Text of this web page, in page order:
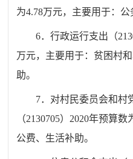
为4.78万元， 主要用于： 公
6．行政运行支出 （
万元， 主要用于：贫困村
助。
7． 对村民委员会和村
（2130705） 2020年预算数
公费、生活补助。